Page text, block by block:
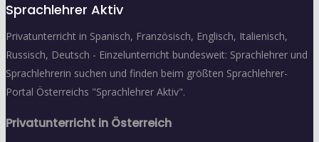
Sprachlehrer Aktiv
Privatunterricht in Spanisch, Französisch, Englisch, Italienisch,
Russisch, Deutsch - Einzelunterricht bundesweit: Sprachlehrer und
Sprachlehrerin suchen und finden beim größten Sprachlehrer-
Portal Österreichs "Sprachlehrer Aktiv".
Privatunterricht in Österreich